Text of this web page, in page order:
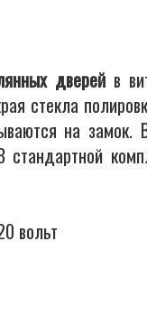
дверейв
стекла
на замок.
вольт